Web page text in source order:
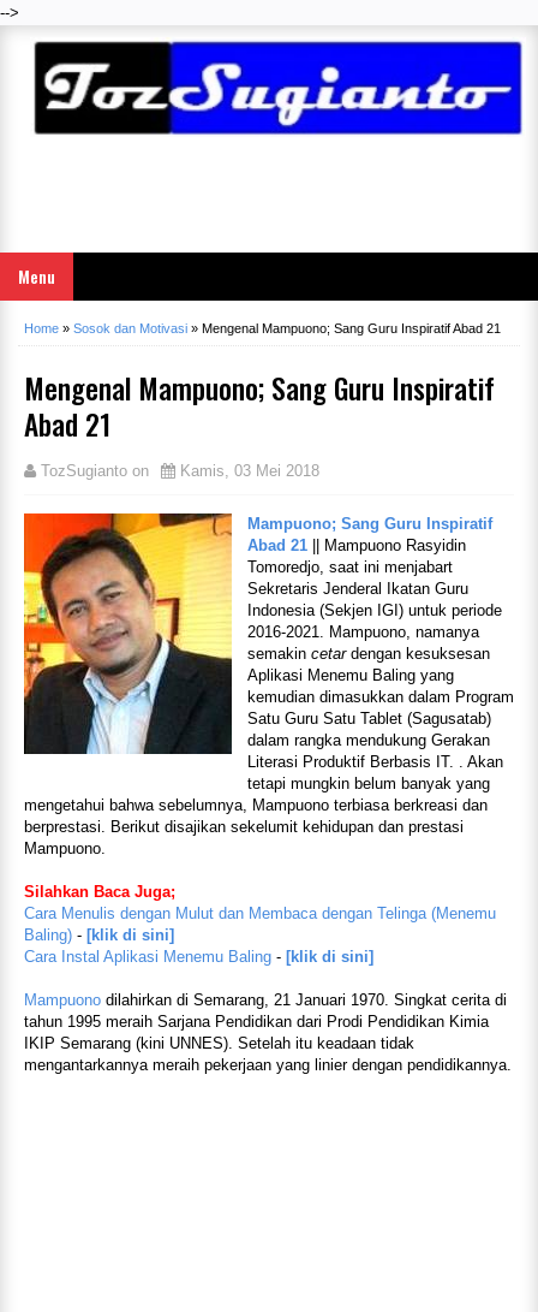
-->
Menu
Home » Sosok dan Motivasi » Mengenal Mampuono; Sang Guru Inspiratif Abad 21
Mengenal Mampuono; Sang Guru Inspiratif
Abad 21
TozSugianto on Kamis, 03 Mei 2018
Mampuono; Sang Guru Inspiratif
Abad 21 || Mampuono Rasyidin
Tomoredjo, saat ini menjabart
Sekretaris Jenderal Ikatan Guru
Indonesia (Sekjen IGI) untuk periode
2016-2021. Mampuono, namanya
semakin cetardengan kesuksesan
Aplikasi Menemu Baling yang
kemudian dimasukkan dalam Program
Satu Guru Satu Tablet (Sagusatab)
dalam rangka mendukung Gerakan
Literasi Produktif Berbasis IT. . Akan
tetapi mungkin belum banyak yang
mengetahui bahwa sebelumnya, Mampuono terbiasa berkreasi dan
berprestasi. Berikut disajikan sekelumit kehidupan dan prestasi
Mampuono.
Silahkan Baca Juga;
Cara Menulis dengan Mulut dan Membaca dengan Telinga (Menemu
Baling) - [klik di sini]
Cara Instal Aplikasi Menemu Baling - [klik di sini]
Mampuono dilahirkan di Semarang, 21 Januari 1970. Singkat cerita di
tahun 1995 meraih Sarjana Pendidikan dari Prodi Pendidikan Kimia
IKIP Semarang (kini UNNES). Setelah itu keadaan tidak
mengantarkannya meraih pekerjaan yang linier dengan pendidikannya.